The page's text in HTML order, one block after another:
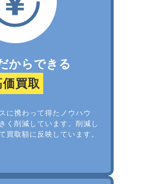
からできる
価買取
に携わって得たノウハウ
く削減しています。削減し
買取額に反映しています。